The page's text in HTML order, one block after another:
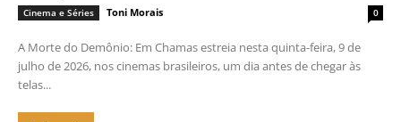
Cinema e Séries Toni Morais 0
A Morte do Demônio: Em Chamas estreia nesta quinta-feira, 9 de
julho de 2026, nos cinemas brasileiros, um dia antes de chegar às
telas...